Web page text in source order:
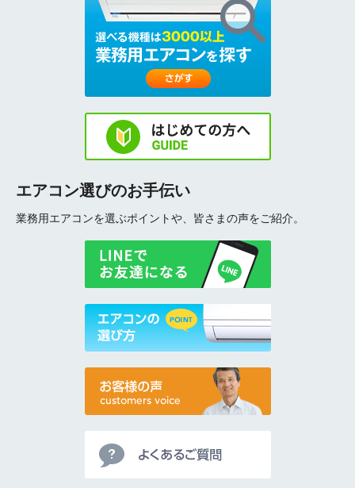
エアコン選びのお手伝い
業務用エアコンを選ぶポイントや、皆さまの声をご紹介。